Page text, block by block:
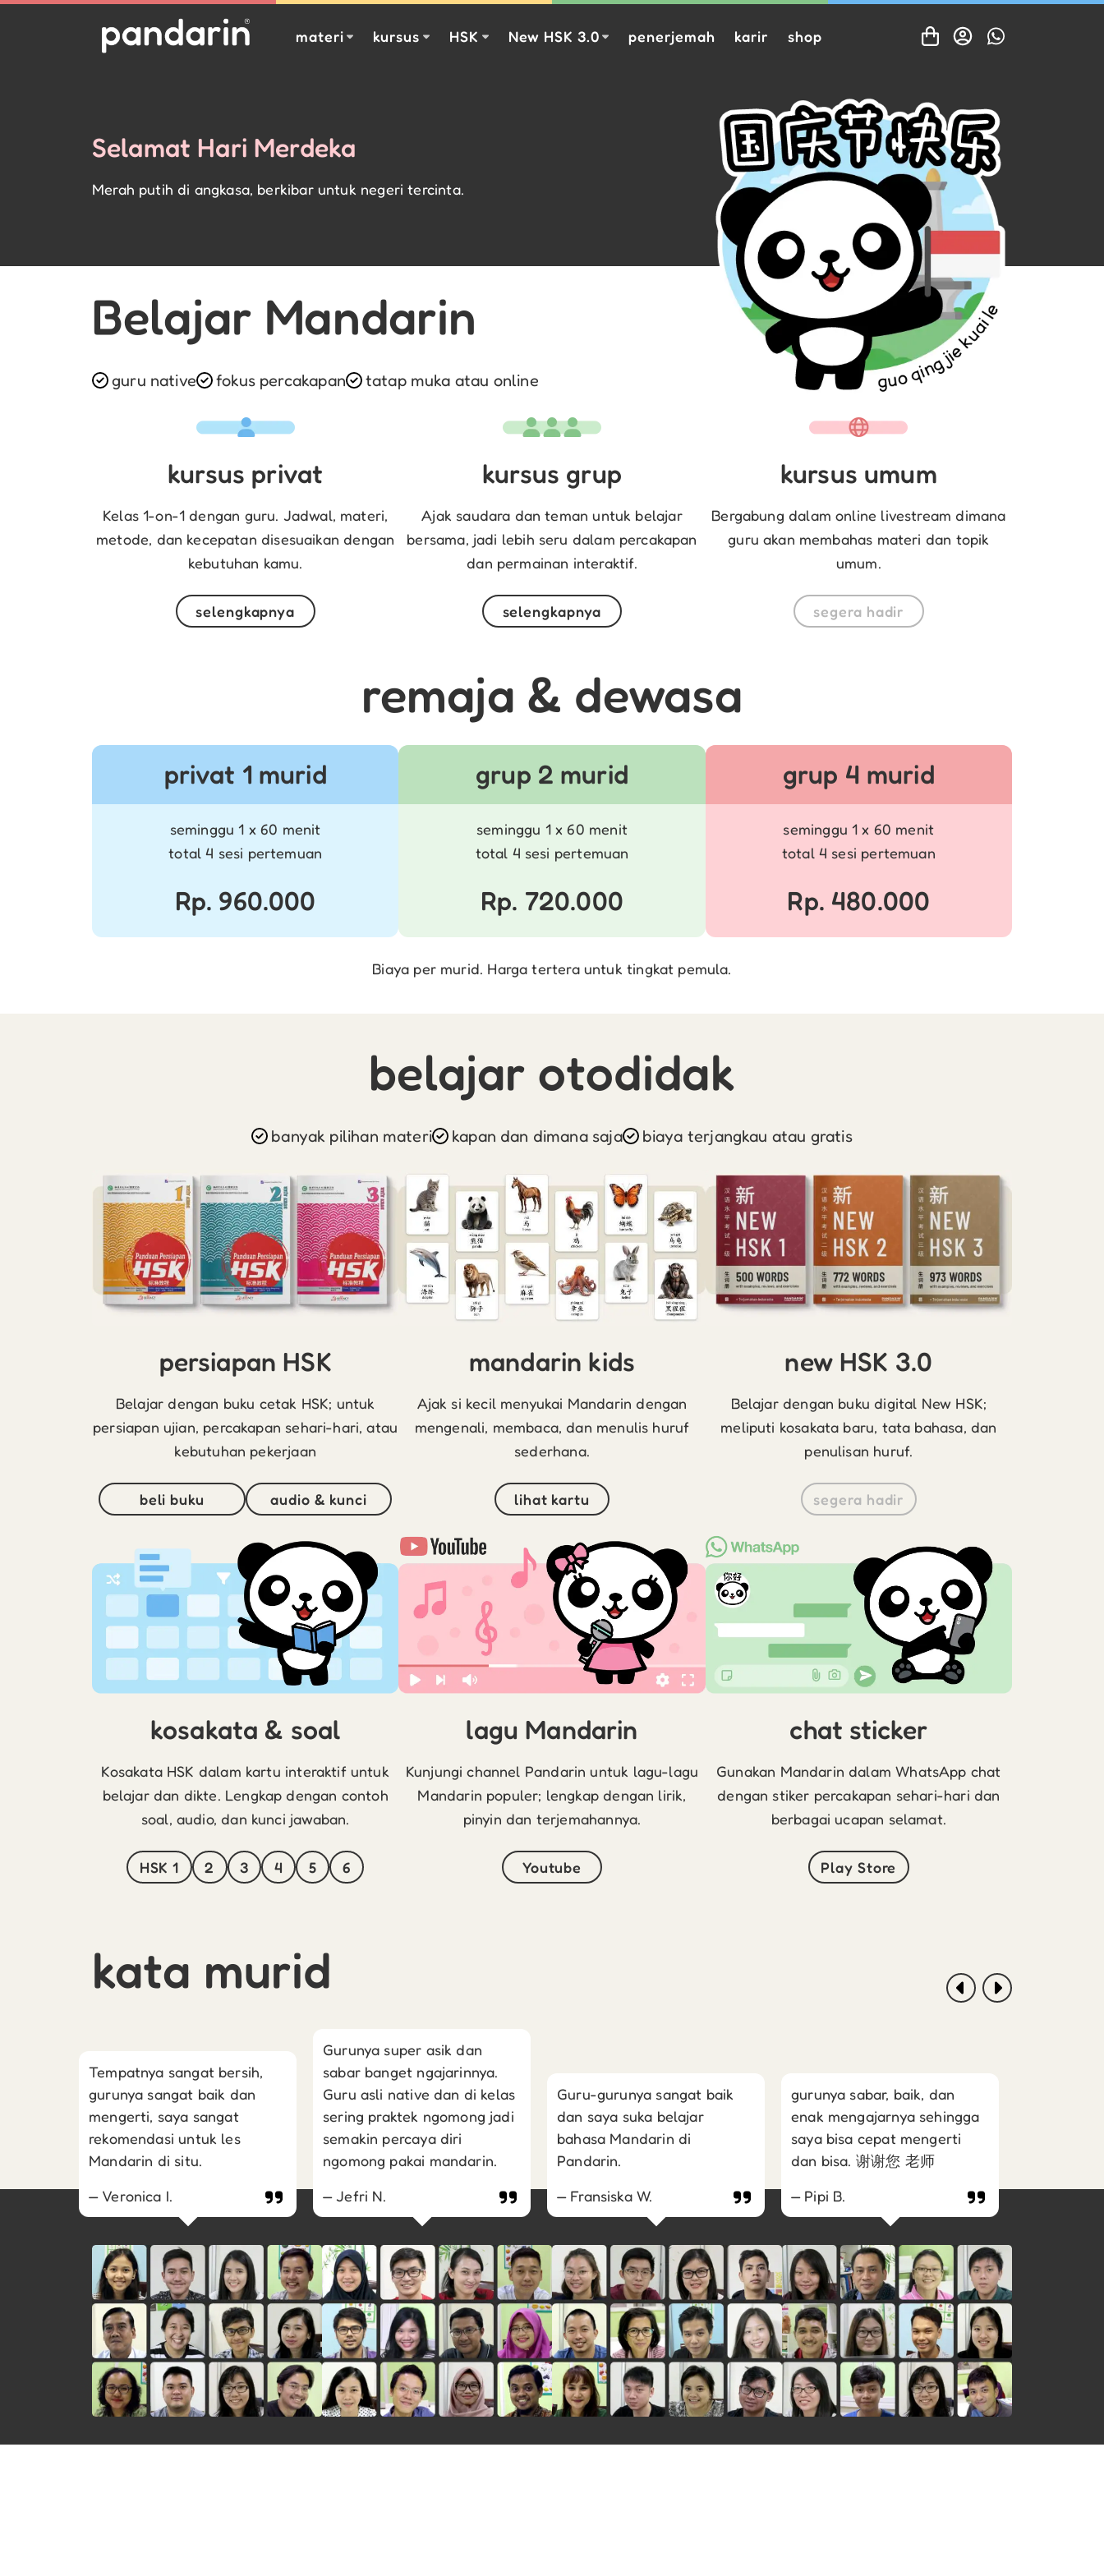
materi kursus HSK New HSK 3.0 penerjemah karir shop
Selamat Hari Merdeka
Merah putih di angkasa, berkibar untuk negeri tercinta.
Belajar Mandarin
guru native fokus percakapan tatap muka atau online
kursus privat
Kelas 1-on-1 dengan guru. Jadwal, materi,
metode, dan kecepatan disesuaikan dengan
kebutuhan kamu.
selengkapnya
kursus grup
Ajak saudara dan teman untuk belajar
bersama, jadi lebih seru dalam percakapan
dan permainan interaktif.
selengkapnya
kursus umum
Bergabung dalam online livestream dimana
guru akan membahas materi dan topik
umum.
segera hadir
remaja & dewasa
privat 1 murid
seminggu 1 x 60 menit
total 4 sesi pertemuan
Rp. 960.000
grup 2 murid
seminggu 1 x 60 menit
total 4 sesi pertemuan
Rp. 720.000
grup 4 murid
seminggu 1 x 60 menit
total 4 sesi pertemuan
Rp. 480.000
Biaya per murid. Harga tertera untuk tingkat pemula.
belajar otodidak
banyak pilihan materi kapan dan dimana saja biaya terjangkau atau gratis
persiapan HSK
Belajar dengan buku cetak HSK; untuk
persiapan ujian, percakapan sehari-hari, atau
kebutuhan pekerjaan
beli buku audio & kunci
mandarin kids
Ajak si kecil menyukai Mandarin dengan
mengenali, membaca, dan menulis huruf
sederhana.
lihat kartu
new HSK 3.0
Belajar dengan buku digital New HSK;
meliputi kosakata baru, tata bahasa, dan
penulisan huruf.
segera hadir
kosakata & soal
Kosakata HSK dalam kartu interaktif untuk
belajar dan dikte. Lengkap dengan contoh
soal, audio, dan kunci jawaban.
HSK 1 2 3 4 5 6
lagu Mandarin
Kunjungi channel Pandarin untuk lagu-lagu
Mandarin populer; lengkap dengan lirik,
pinyin dan terjemahannya.
Youtube
chat sticker
Gunakan Mandarin dalam WhatsApp chat
dengan stiker percakapan sehari-hari dan
berbagai ucapan selamat.
Play Store
kata murid
Tempatnya sangat bersih,
gurunya sangat baik dan
mengerti, saya sangat
rekomendasi untuk les
Mandarin di situ.
Veronica I.
Gurunya super asik dan
sabar banget ngajarinnya.
Guru asli native dan di kelas
sering praktek ngomong jadi
semakin percaya diri
ngomong pakai mandarin.
Jefri N.
Guru-gurunya sangat baik
dan saya suka belajar
bahasa Mandarin di
Pandarin.
Fransiska W.
gurunya sabar, baik, dan
enak mengajarnya sehingga
saya bisa cepat mengerti
dan bisa. 谢谢您 老师
Pipi B.